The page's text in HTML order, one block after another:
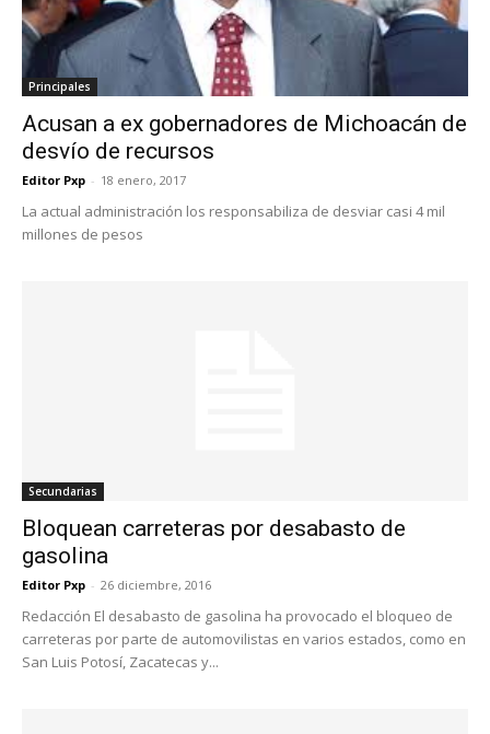
Principales
Acusan a ex gobernadores de Michoacán de
desvío de recursos
Editor Pxp - 18 enero, 2017
La actual administración los responsabiliza de desviar casi 4 mil
millones de pesos
Secundarias
Bloquean carreteras por desabasto de
gasolina
Editor Pxp - 26 diciembre, 2016
Redacción El desabasto de gasolina ha provocado el bloqueo de
carreteras por parte de automovilistas en varios estados, como en
San Luis Potosí, Zacatecas y...